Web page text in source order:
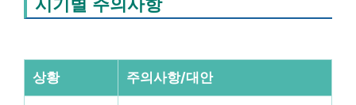
시기별 주의사항
상황 주의사항/대안